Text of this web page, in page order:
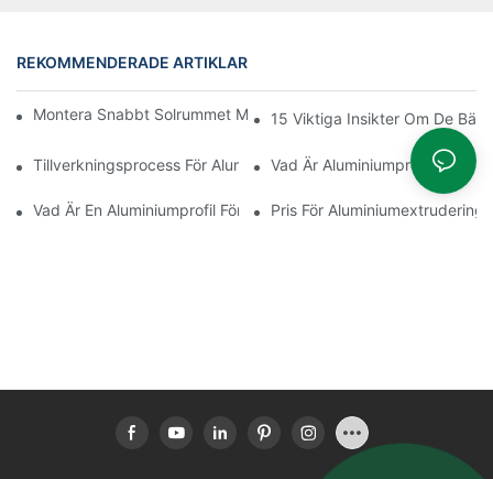
REKOMMENDERADE ARTIKLAR
Montera Snabbt Solrummet Med Termisk Brytning I Aluminium
15 Viktiga Insikter Om De
Tillverkningsprocess För Aluminiumextruderingsprofiler
Vad Är Aluminiumprofiler
Vad Är En Aluminiumprofil För Extrudering
Pris För